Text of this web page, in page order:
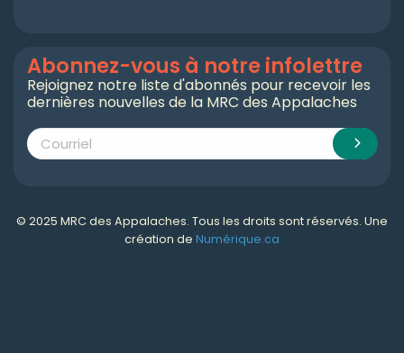
Abonnez-vous à notre infolettre
Rejoignez notre liste d'abonnés pour recevoir les
dernières nouvelles de la MRC des Appalaches
© 2025 MRC des Appalaches. Tous les droits sont réservés. Une
création de Numérique.ca